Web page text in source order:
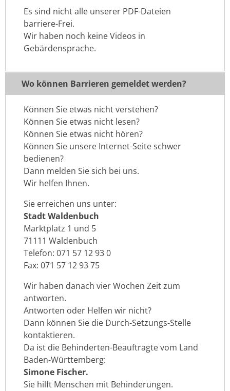
Es sind nicht alle unserer PDF-Dateien
barriere-Frei.
Wir haben noch keine Videos in
Gebärdensprache.
Wo können Barrieren gemeldet werden?
Können Sie etwas nicht verstehen?
Können Sie etwas nicht lesen?
Können Sie etwas nicht hören?
Können Sie unsere Internet-Seite schwer
bedienen?
Dann melden Sie sich bei uns.
Wir helfen Ihnen.
Sie erreichen uns unter:
Stadt Waldenbuch
Marktplatz 1 und 5
71111 Waldenbuch
Telefon: 071 57 12 93 0
Fax: 071 57 12 93 75
Wir haben danach vier Wochen Zeit zum
antworten.
Antworten oder Helfen wir nicht?
Dann können Sie die Durch-Setzungs-Stelle
kontaktieren.
Da ist die Behinderten-Beauftragte vom Land
Baden-Württemberg:
Simone Fischer.
Sie hilft Menschen mit Behinderungen.